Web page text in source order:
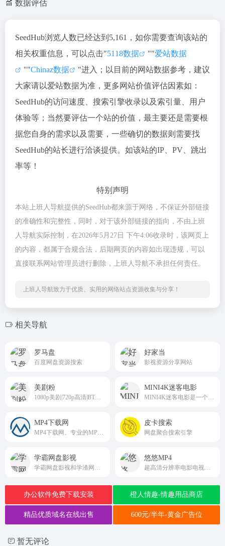
数据评估
SeedHub浏览人数已经达到5,161，如你需要查询该站的
相关权重信息，可以点击"5118数据 ""爱站数据
""Chinaz数据
"进入；以目前的网站数据参考，建议
大家请以爱站数据为准，更多网站价值评估因素如：
SeedHub的访问速度、搜索引擎收录以及索引量、用户
体验等；当然要评估一个站的价值，最主要还是需要根
据您自身的需求以及需要，一些确切的数据则需要找
SeedHub的站长进行洽谈提供。如该站的IP、PV、跳出
率等！
特别声明
本站上班人导航提供的SeedHub都来源于网络，不保证外部链接
的准确性和完整性，同时，对于该外部链接的指向，不由上班
人导航实际控制，在2026年5月27日 下午4:06收录时，该网页上
的内容，都属于合规合法，后期网页的内容如出现违规，可以
直接联系网站管理员进行删除，上班人导航不承担任何责任。
上班人导航致力于优质、实用的网络站点资源收集与分享！
相关导航
罗马盘
百度网盘资源搜索
好家当
影视资源分享网站
美剧粉 MINI4K迷客电影
MP4下载网 皮卡搜索
网盘聚合搜索引擎
学霸网盘影视 悠悠MP4
办公软件免费下载安装 橙人情趣-情趣用品商店
精品优质域名在线出售 600元/半年-黄金广告位
暂无评论